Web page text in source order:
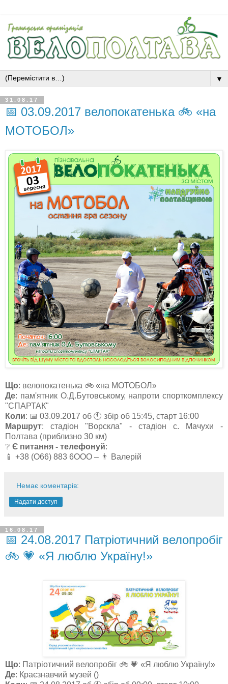
▼
31.08.17
📅 03.09.2017 велопокатенька 🚲 «на
МОТОБОЛ»
Що: велопокатенька 🚲 «на МОТОБОЛ»
Де: пам'ятник О.Д.Бутовському, напроти спорткомплексу
"СПАРТАК"
Коли: 📅 03.09.2017 об 🕚 збір об 15:45, старт 16:00
Маршрут: стадіон "Ворскла" - стадіон с. Мачухи -
Полтава (приблизно 30 км)
❔ Є питання - телефонуй:
📱 +38 (О66) 883 6ООО – 👨 Валерій
Немає коментарів:
Надати доступ
16.08.17
📅 24.08.2017 Патріотичний велопробіг
🚲 💗 «Я люблю Україну!»
Що: Патріотичний велопробіг 🚲 💗 «Я люблю Україну!»
Де: Краєзнавчий музей ()